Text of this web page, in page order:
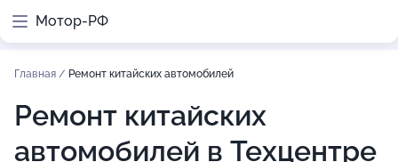
Мотор-РФ
Главная / Ремонт китайских автомобилей
Ремонт китайских
автомобилей в Техцентре